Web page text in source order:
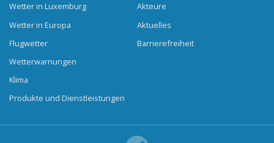
Wetter in Luxemburg
Wetter in Europa
Flugwetter
Wetterwarnungen
Klima
Produkte und Dienstleistungen
Akteure
Aktuelles
Barrierefreiheit